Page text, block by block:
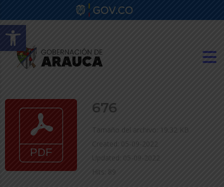
Abrir barra de herramientas
676
Tamaño del archivo: 19.32 KB
Created: 05-09-2022
Updated: 05-09-2022
Hits: 89